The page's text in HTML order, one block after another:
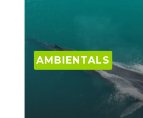
AMBIENTALS